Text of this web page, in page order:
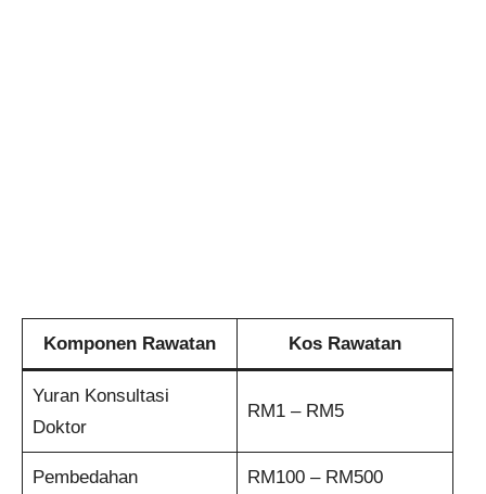
Komponen Rawatan Kos Rawatan
Yuran Konsultasi
Doktor
RM1 – RM5
Pembedahan RM100 – RM500